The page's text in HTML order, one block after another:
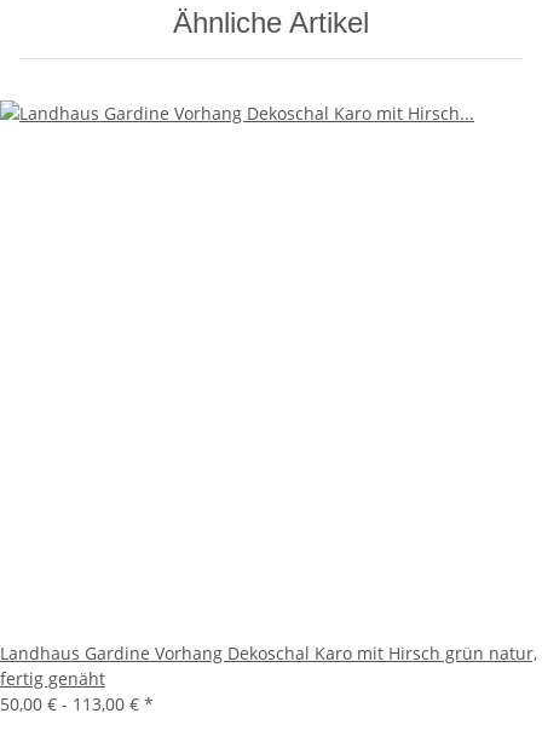
Ähnliche Artikel
Landhaus Gardine Vorhang Dekoschal Karo mit Hirsch grün natur,
fertig genäht
50,00 € - 113,00 € *